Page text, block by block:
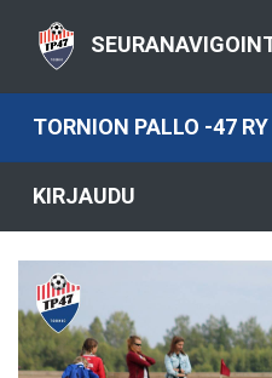
TORNION PALLO -47 RY
KIRJAUDU